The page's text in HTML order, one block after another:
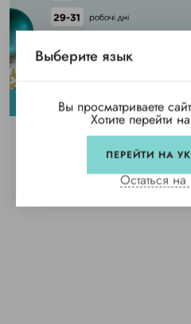
Выберите язык
Вы просматриваете
Хотите перейти
ПЕРЕЙТИ НА
Остаться